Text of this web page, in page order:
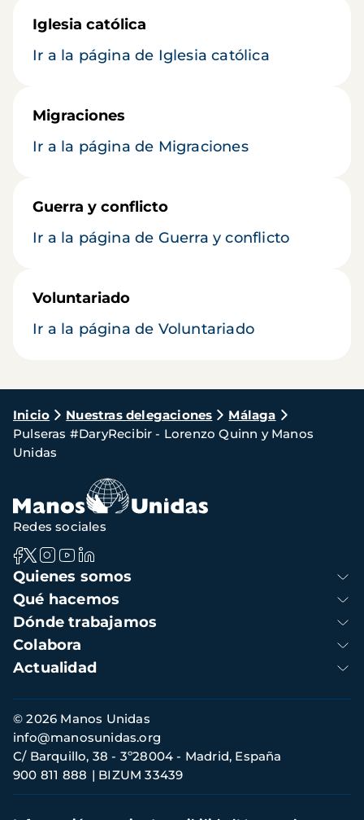
Iglesia católica
Ir a la página de Iglesia católica
Migraciones
Ir a la página de Migraciones
Guerra y conflicto
Ir a la página de Guerra y conflicto
Voluntariado
Ir a la página de Voluntariado
Ruta
de
navegación
Inicio Nuestras delegaciones
Málaga
Pulseras #DaryRecibir - Lorenzo Quinn y Manos
Unidas
Navegación
principal
Quienes somos
Qué hacemos
Dónde trabajamos
Colabora
Actualidad
Redes sociales
Información
de
contacto
© 2026 Manos Unidas
C/ Barquillo, 38 - 3º28004 - Madrid, España
900 811 888
BIZUM 33439
info@manosunidas.org